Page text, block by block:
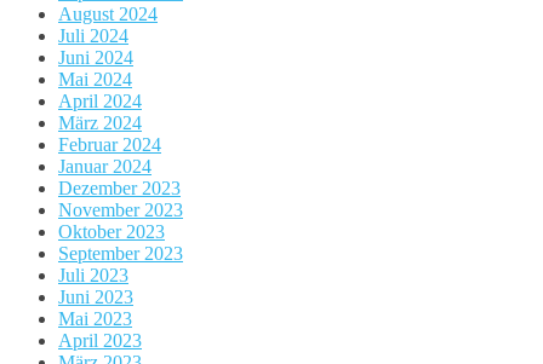
August 2024
Juli 2024
Juni 2024
Mai 2024
April 2024
März 2024
Februar 2024
Januar 2024
Dezember 2023
November 2023
Oktober 2023
September 2023
Juli 2023
Juni 2023
Mai 2023
April 2023